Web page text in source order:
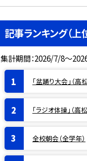
記事ランキング（上
集計期間：2026/7/8～
「盆踊り大会」（高
「ラジオ体操」（高
全校朝会（全学年）